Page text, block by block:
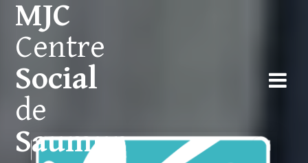
MJC
Centre
Social
de
Saumur